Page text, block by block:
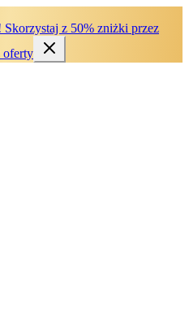
Skorzystaj z 50% zniżki przez
oferty